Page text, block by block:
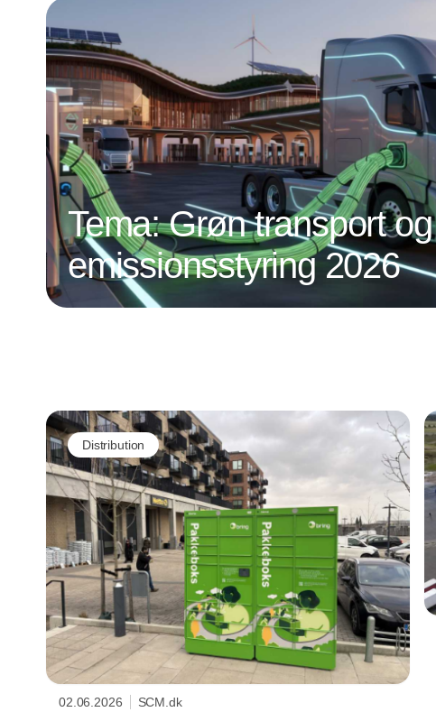
kunderne.
Tema: Grøn transport og
emissionsstyring 2026
Distribution
02.06.2026 SCM.dk